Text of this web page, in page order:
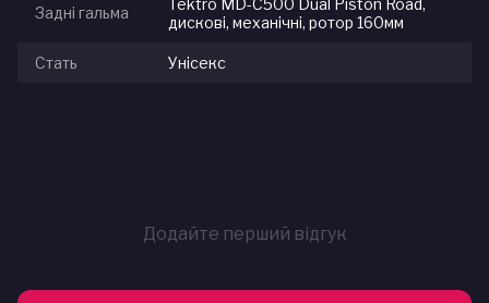
Задні гальма
дискові, механічні, ротор 160мм
Стать Унісекс
Додайте перший відгук